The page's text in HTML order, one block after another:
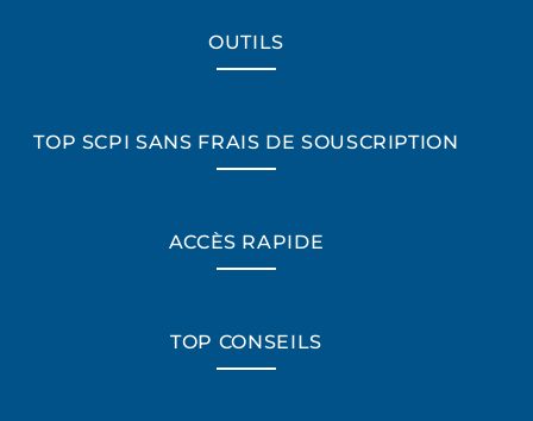
OUTILS
TOP SCPI SANS FRAIS DE SOUSCRIPTION
ACCÈS RAPIDE
TOP CONSEILS